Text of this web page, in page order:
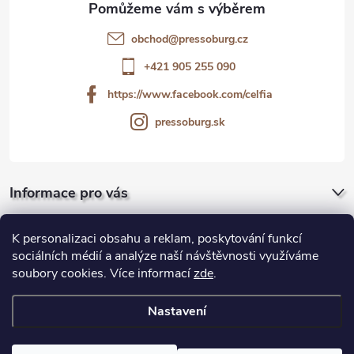
K personalizaci obsahu a reklam, poskytování funkcí
sociálních médií a analýze naší návštěvnosti využíváme
soubory cookies. Více informacízde.
Nastavení
Informace pro vás
Pro firmy a gastro
Blog
obchod@pressoburg.cz
+421 905 255 090
https://www.facebook.com/celfia
pressoburg.sk